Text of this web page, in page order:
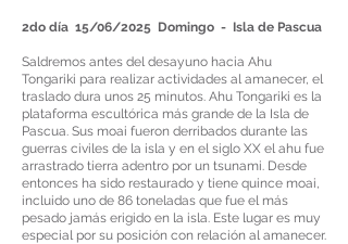
2do día 15/06/2025 Domingo - Isla de Pascua
Saldremos antes del desayuno hacia Ahu
Tongariki para realizar actividades al amanecer, el
traslado dura unos 25 minutos. Ahu Tongariki es la
plataforma escultórica más grande de la Isla de
Pascua. Sus moai fueron derribados durante las
guerras civiles de la isla y en el siglo XX el ahu fue
arrastrado tierra adentro por un tsunami. Desde
entonces ha sido restaurado y tiene quince moai,
incluido uno de 86 toneladas que fue el más
pesado jamás erigido en la isla. Este lugar es muy
especial por su posición con relación al amanecer.